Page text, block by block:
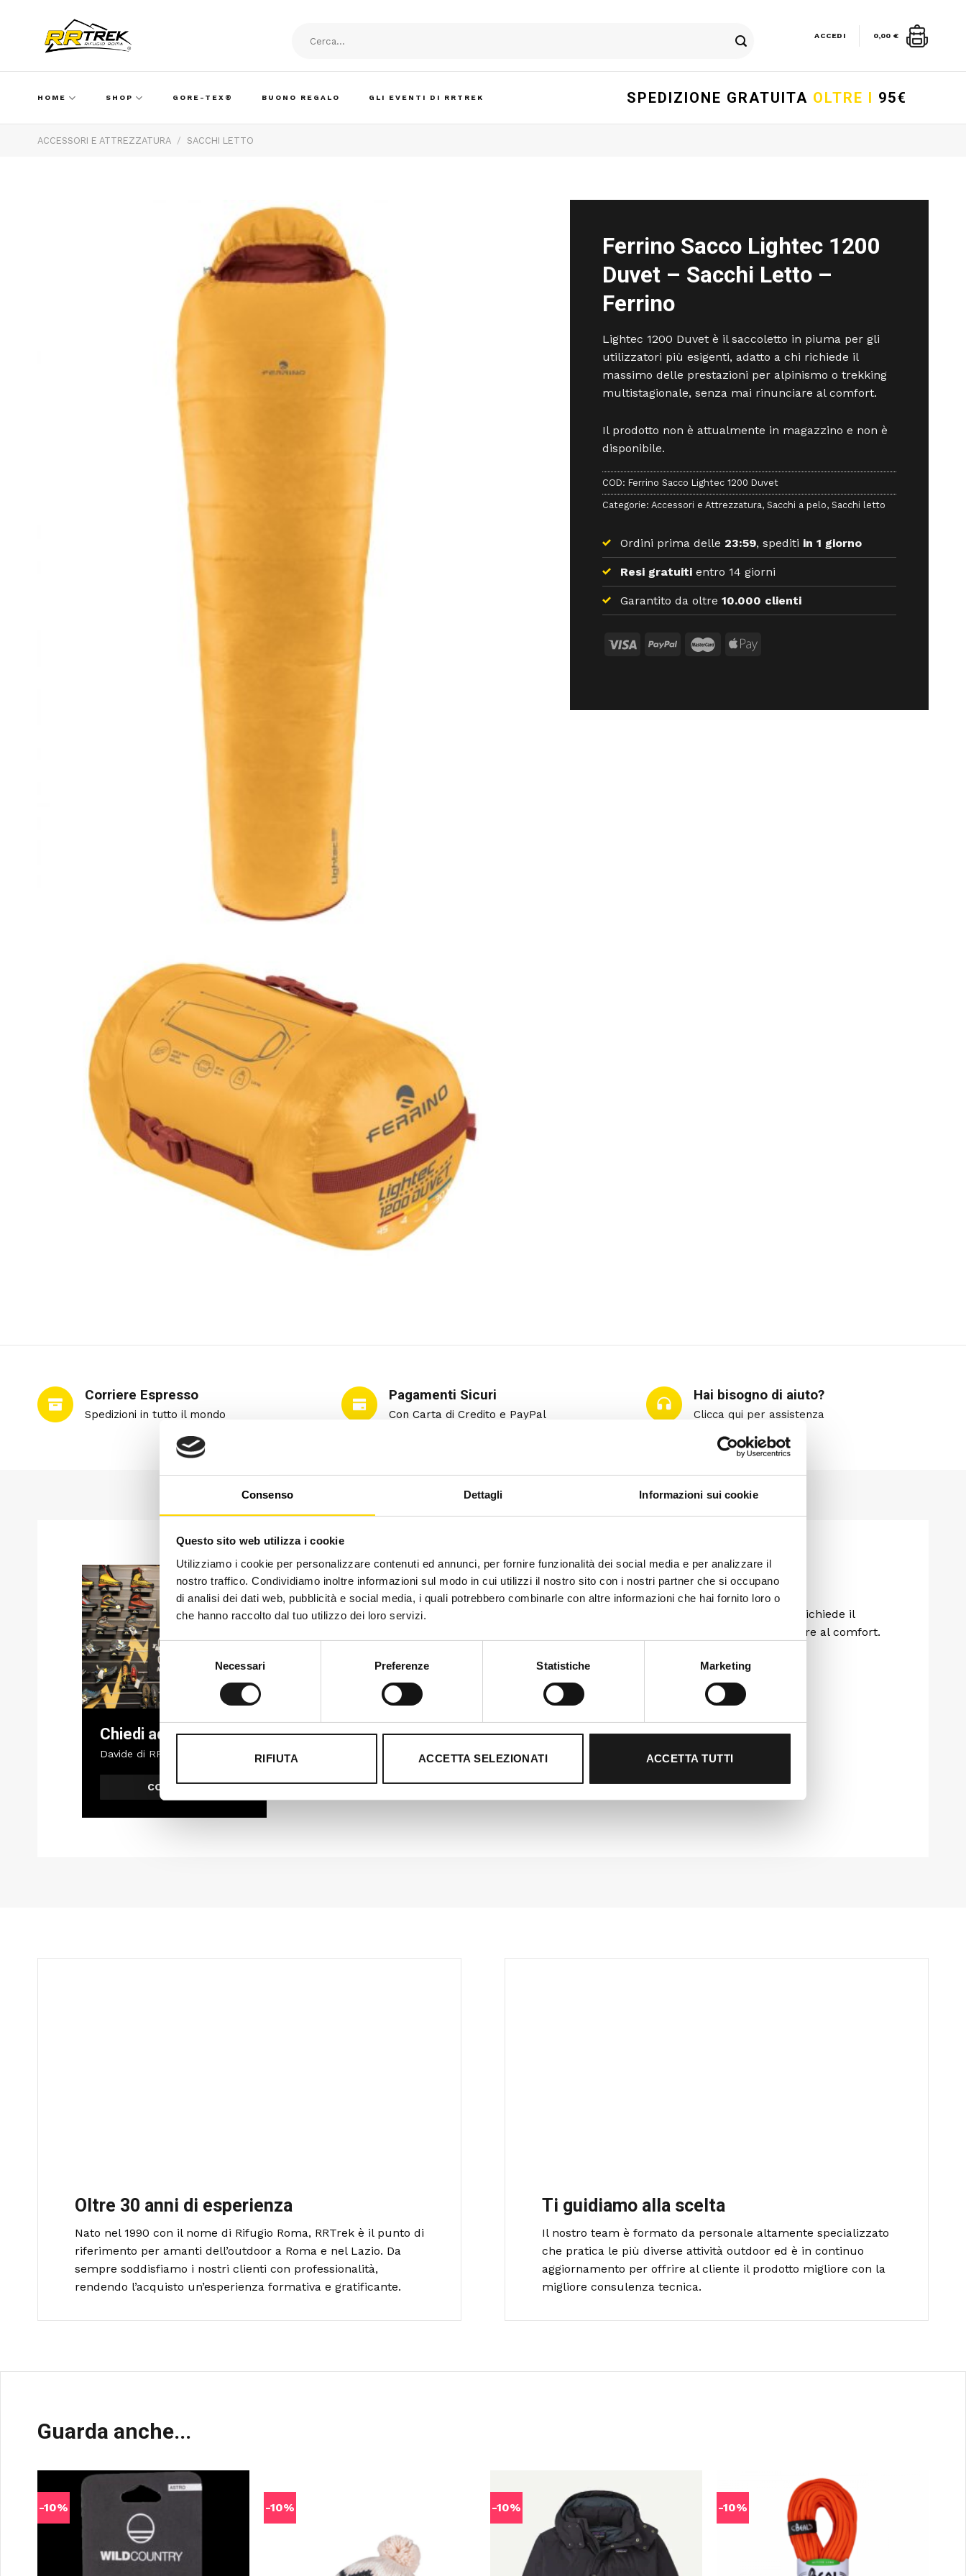
Consenso Dettagli Informazioni sui cookie
Questo sito web utilizza i cookie
Utilizziamo i cookie per personalizzare contenuti ed annunci, per fornire funzionalità dei social media e per analizzare il
nostro traffico. Condividiamo inoltre informazioni sul modo in cui utilizzi il nostro sito con i nostri partner che si occupano
di analisi dei dati web, pubblicità e social media, i quali potrebbero combinarle con altre informazioni che hai fornito loro o
che hanno raccolto dal tuo utilizzo dei loro servizi.
Selezione
del
consenso
Necessari Preferenze Statistiche Marketing
RIFIUTA ACCETTA SELEZIONATI ACCETTA TUTTI
ACCEDI 0,00 €
HOME SHOP GORE-TEX® BUONO REGALO GLI EVENTI DI RRTREK SPEDIZIONE GRATUITA OLTRE I 95€
ACCESSORI E ATTREZZATURA / SACCHI LETTO
Ferrino Sacco Lightec 1200
Duvet – Sacchi Letto –
Ferrino
Lightec 1200 Duvet è il saccoletto in piuma per gli
utilizzatori più esigenti, adatto a chi richiede il
massimo delle prestazioni per alpinismo o trekking
multistagionale, senza mai rinunciare al comfort.
Il prodotto non è attualmente in magazzino e non è
disponibile.
COD: Ferrino Sacco Lightec 1200 Duvet
Categorie: Accessori e Attrezzatura, Sacchi a pelo, Sacchi letto
Ordini prima delle 23:59, spediti in 1 giorno
Resi gratuitientro 14 giorni
Garantito da oltre 10.000 clienti
Corriere Espresso
Spedizioni in tutto il mondo
Pagamenti Sicuri
Con Carta di Credito e PayPal
Hai bisogno di aiuto?
Clicca qui per assistenza
Chiedi ad un esperto
Davide di RRTrek
CONTATTA
DESCRIZIONE INFORMAZIONI AGGIUNTIVE
Lightec 1200 Duvet è il saccoletto in piuma per gli utilizzatori più esigenti, adatto a chi richiede il
massimo delle prestazioni per alpinismo o trekking multistagionale, senza mai rinunciare al comfort.
Oltre 30 anni di esperienza
Nato nel 1990 con il nome di Rifugio Roma, RRTrek è il punto di
riferimento per amanti dell’outdoor a Roma e nel Lazio. Da
sempre soddisfiamo i nostri clienti con professionalità,
rendendo l’acquisto un’esperienza formativa e gratificante.
Ti guidiamo alla scelta
Il nostro team è formato da personale altamente specializzato
che pratica le più diverse attività outdoor ed è in continuo
aggiornamento per offrire al cliente il prodotto migliore con la
migliore consulenza tecnica.
Guarda anche...
-10% -10% -10% -10%